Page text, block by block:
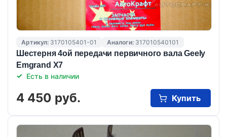
Артикул: 3170105401-01 Аналоги: 317010540101
Шестерня 4ой передачи первичного вала Geely
Emgrand X7
Есть в наличии
4 450 руб. Купить